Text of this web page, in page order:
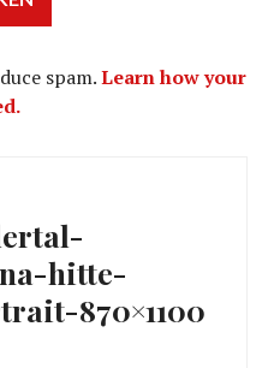
spam.Learn how your
hitte-
870×1100